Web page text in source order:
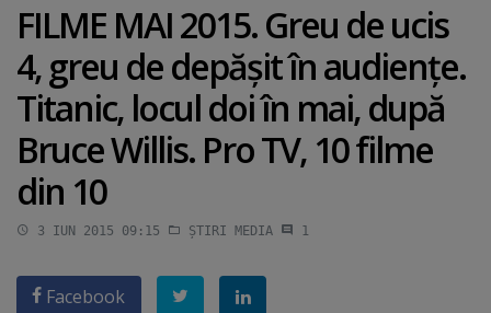
FILME MAI 2015. Greu de ucis
4, greu de depăşit în audienţe.
Titanic, locul doi în mai, după
Bruce Willis. Pro TV, 10 filme
din 10
3 IUN 2015 09:15 ȘTIRI MEDIA 1
Facebook